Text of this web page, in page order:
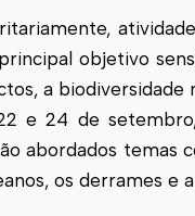
objetivo
a
e 24 de
abordados temas
os derrames e